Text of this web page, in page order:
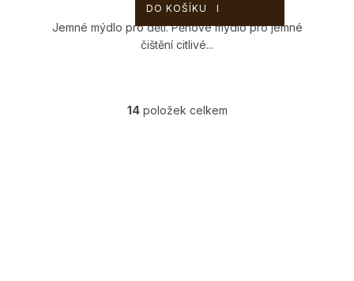
DO KOŠÍKU
Jemné mýdlo pro děti. Pěnové mýdlo pro jemné
čištění citlivé...
O
14položek celkem